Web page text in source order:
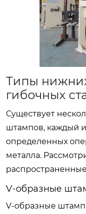
Типы
гибочных
Существует
штампов, каждый
определенных
металла.
V-образные
V-образные